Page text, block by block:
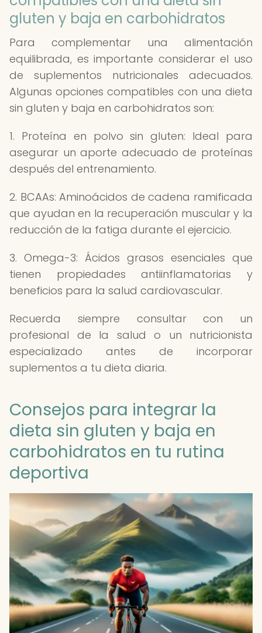
gluten y baja en carbohidratos
Para complementar una alimentación
equilibrada, es importante considerar el uso
de suplementos nutricionales adecuados.
Algunas opciones compatibles con una dieta
sin gluten y baja en carbohidratos son:
1. Proteína en polvo sin gluten: Ideal para
asegurar un aporte adecuado de proteínas
después del entrenamiento.
2. BCAAs: Aminoácidos de cadena ramificada
que ayudan en la recuperación muscular y la
reducción de la fatiga durante el ejercicio.
3. Omega-3: Ácidos grasos esenciales que
tienen propiedades antiinflamatorias y
beneficios para la salud cardiovascular.
Recuerda siempre consultar con un
profesional de la salud o un nutricionista
especializado antes de incorporar
suplementos a tu dieta diaria.
Consejos para integrar la
dieta sin gluten y baja en
carbohidratos en tu rutina
deportiva